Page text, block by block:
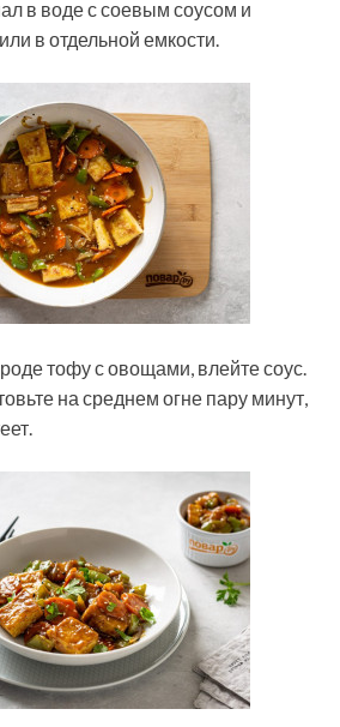
в воде с соевым соусом и
в отдельной емкости.
тофу с овощами, влейте соус.
на среднем огне пару минут,